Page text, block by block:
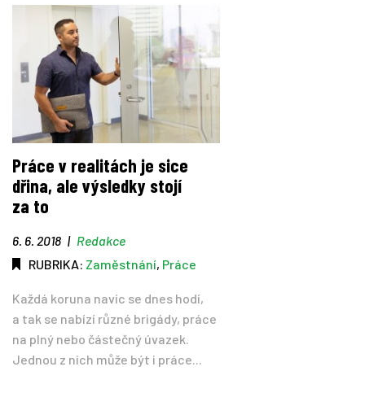
Práce v realitách je sice
dřina, ale výsledky stojí
za to
6. 6. 2018 | Redakce
RUBRIKA: Zaměstnání, Práce
Každá koruna navíc se dnes hodí,
a tak se nabízí různé brigády, práce
na plný nebo částečný úvazek.
Jednou z nich může být i práce...